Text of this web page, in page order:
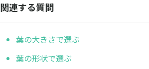
関連する質問
葉の大きさで選ぶ
葉の形状で選ぶ